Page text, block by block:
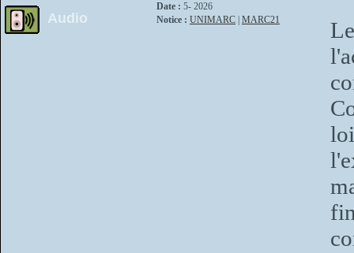
Audio
Date : 5- 2026
Notice : UNIMARC MARC21